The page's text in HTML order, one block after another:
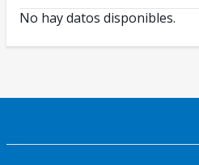
No hay datos disponibles.